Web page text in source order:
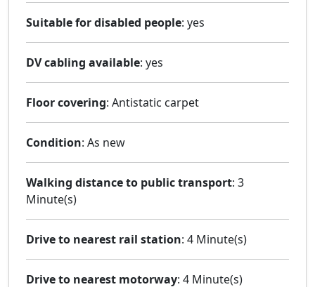
Suitable for disabled people: yes
DV cabling available: yes
Floor covering: Antistatic carpet
Condition: As new
Walking distance to public transport: 3
Minute(s)
Drive to nearest rail station: 4 Minute(s)
Drive to nearest motorway: 4 Minute(s)